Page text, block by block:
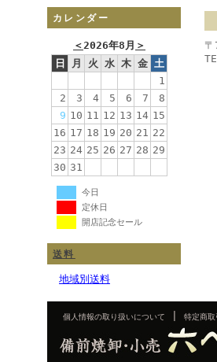
カレンダー
＜2026年8月 ＞
日
月 火 水 木 金 土
1
2
3 4 5 6 7
8
9 10 11 12 13 14 15
16 17 18 19 20 21 22
23 24 25 26 27 28 29
30 31
今日
定休日
開店記念セール
送料
地域別送料
個人情報の取り扱いについて 特定商